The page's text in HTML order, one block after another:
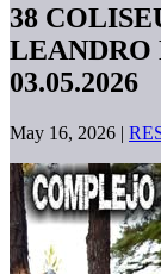
38
LEANDRO
03.05.2026
May 16, 2026 |